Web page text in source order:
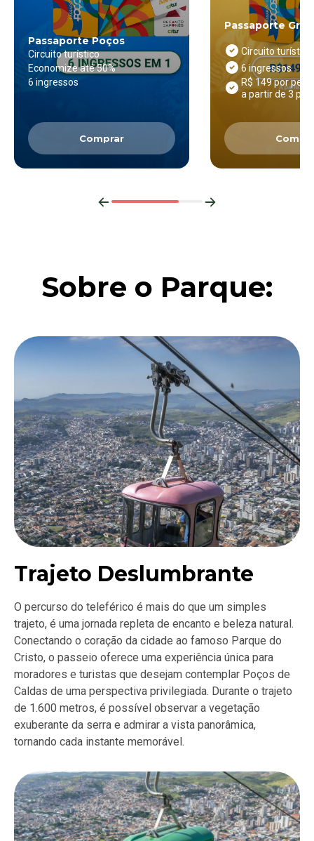
Passaporte Poços
Circuito turístico
Economize até 50%
6 ingressos
Comprar
Passaporte
Circuito turístico
6 ingressos
R$ 149 por
a partir de 3
Sobre o Parque:
Trajeto Deslumbrante
O percurso do teleférico é mais do que um simples
trajeto, é uma jornada repleta de encanto e beleza natural.
Conectando o coração da cidade ao famoso Parque do
Cristo, o passeio oferece uma experiência única para
moradores e turistas que desejam contemplar Poços de
Caldas de uma perspectiva privilegiada. Durante o trajeto
de 1.600 metros, é possível observar a vegetação
exuberante da serra e admirar a vista panorâmica,
tornando cada instante memorável.